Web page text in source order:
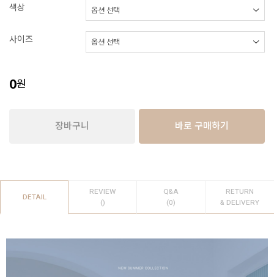
색상
사이즈
0원
장바구니 바로 구매하기
DETAIL
REVIEW
()
Q&A
(0)
RETURN
& DELIVERY